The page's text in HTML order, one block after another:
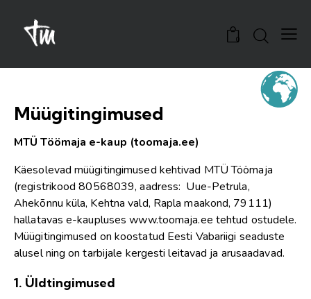
0
Müügitingimused
MTÜ Töömaja e-kaup (toomaja.ee)
Käesolevad müügitingimused kehtivad MTÜ Töömaja
(registrikood 80568039, aadress: Uue-Petrula,
Ahekõnnu küla, Kehtna vald, Rapla maakond, 79111)
hallatavas e-kaupluseswww.toomaja.ee tehtud ostudele.
Müügitingimused on koostatud Eesti Vabariigi seaduste
alusel ning on tarbijale kergesti leitavad ja arusaadavad.
1. Üldtingimused